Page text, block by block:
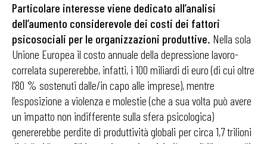
Particolare interesse viene dedicato all’analisi
dell’aumento considerevole dei costi dei fattori
psicosociali per le organizzazioni produttive. Nella sola
Unione Europea il costo annuale della depressione lavoro-
correlata supererebbe, infatti, i 100 miliardi di euro (di cui oltre
l’80 % sostenuti dalle/in capo alle imprese), mentre
l’esposizione a violenza e molestie (che a sua volta può avere
un impatto non indifferente sulla sfera psicologica)
genererebbe perdite di produttività globali per circa 1,7 trilioni